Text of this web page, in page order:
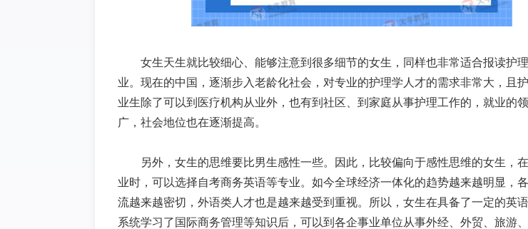
女生天生就比较细心、能够注意到很多细节的女生，同样也非常适合报读护
业。现在的中国，逐渐步入老龄化社会，对专业的护理学人才的需求非常大，且
业生除了可以到医疗机构从业外，也有到社区、到家庭从事护理工作的，就业的
广，社会地位也在逐渐提高。
另外，女生的思维要比男生感性一些。因此，比较偏向于感性思维的女生，
业时，可以选择自考商务英语等专业。如今全球经济一体化的趋势越来越明显，
流越来越密切，外语类人才也是越来越受到重视。所以，女生在具备了一定的英
系统学习了国际商务管理等知识后，可以到各企事业单位从事外经、外贸、旅游